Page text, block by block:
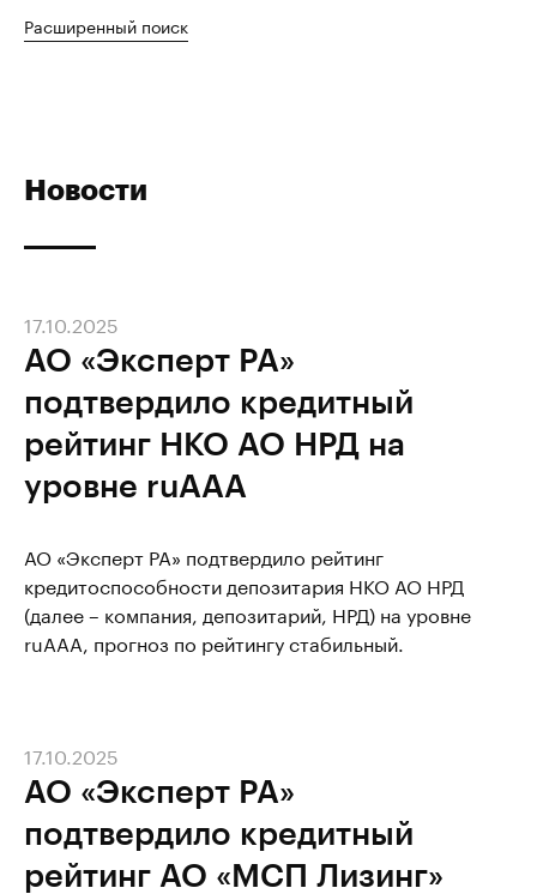
Расширенный поиск
Новости
АО «Эксперт РА»
подтвердило кредитный
рейтинг НКО АО НРД на
уровне ruAAA
17.10.2025
АО «Эксперт РА» подтвердило рейтинг
кредитоспособности депозитария НКО АО НРД
(далее – компания, депозитарий, НРД) на уровне
ruAAA, прогноз по рейтингу стабильный.
АО «Эксперт РА»
подтвердило кредитный
рейтинг АО «МСП Лизинг»
17.10.2025